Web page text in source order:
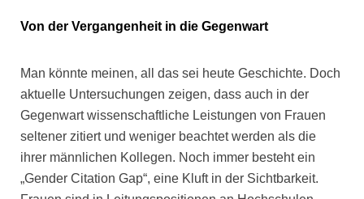
Von der Vergangenheit in die Gegenwart
Man könnte meinen, all das sei heute Geschichte. Doch
aktuelle Untersuchungen zeigen, dass auch in der
Gegenwart wissenschaftliche Leistungen von Frauen
seltener zitiert und weniger beachtet werden als die
ihrer männlichen Kollegen. Noch immer besteht ein
„Gender Citation Gap“, eine Kluft in der Sichtbarkeit.